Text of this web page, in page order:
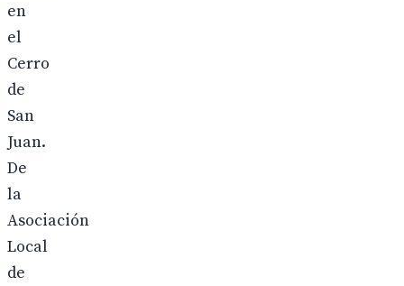
en
el
Cerro
de
San
Juan.
De
la
Asociación
Local
de